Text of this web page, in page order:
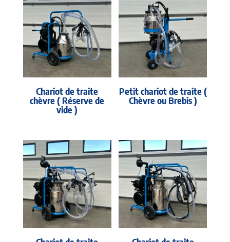
Chariot de traite
chèvre ( Réserve de
vide )
Petit chariot de traite (
Chèvre ou Brebis )